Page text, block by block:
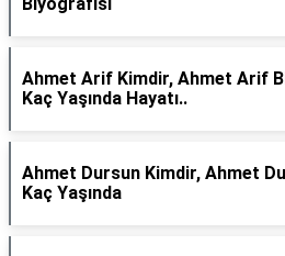
Ahmet Arif Kimdir, Ahmet Arif
Kaç Yaşında Hayatı..
Ahmet Dursun Kimdir, Ahmet
Kaç Yaşında